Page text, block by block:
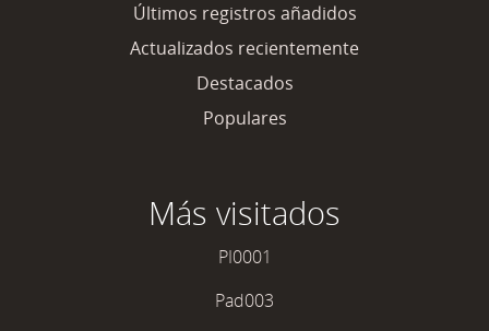
Últimos registros añadidos
Actualizados recientemente
Destacados
Populares
Más visitados
PI0001
Pad003